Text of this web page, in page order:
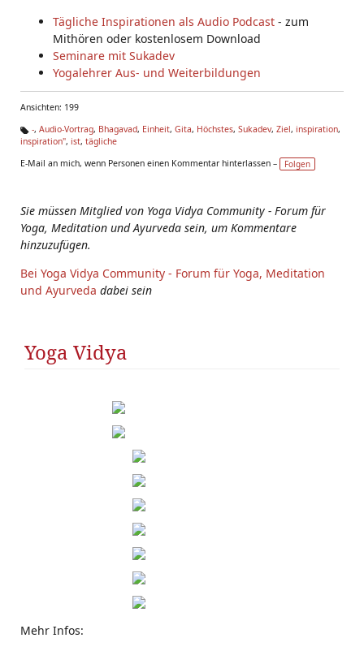
Tägliche Inspirationen als Audio Podcast - zum
Mithören oder kostenlosem Download
Seminare mit Sukadev
Yogalehrer Aus- und Weiterbildungen
Ansichten: 199
Ta
s:
-, Audio-Vortrag, Bhagavad, Einheit, Gita, Höchstes, Sukadev, Ziel, inspiration,
inspiration", ist, tägliche
E-Mail an mich, wenn Personen einen Kommentar hinterlassen –
Folgen
Sie müssen Mitglied von Yoga Vidya Community - Forum für
Yoga, Meditation und Ayurveda sein, um Kommentare
hinzuzufügen.
Bei Yoga Vidya Community - Forum für Yoga, Meditation
und Ayurveda dabei sein
Yoga Vidya
Mehr Infos: